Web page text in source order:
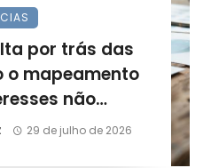
por trás das
o mapeamento
não
29 de julho de 2026